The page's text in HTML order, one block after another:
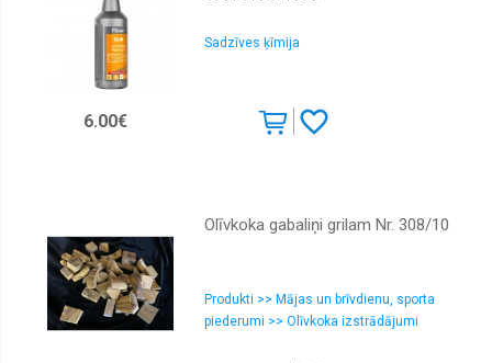
Sadzīves ķīmija
6.00€
Olīvkoka gabaliņi grilam Nr. 308/10
Produkti >> Mājas un brīvdienu, sporta
piederumi >> Olīvkoka izstrādājumi